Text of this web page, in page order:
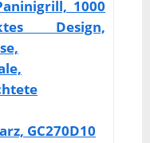
1000
Design,
GC270D10